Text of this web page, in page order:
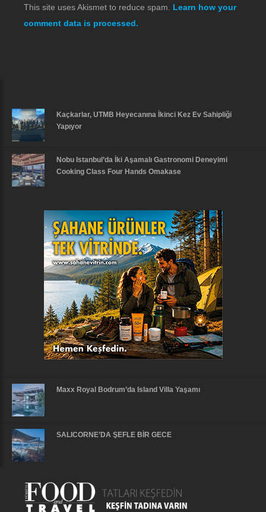
This site uses Akismet to reduce spam. Learn how your
comment data is processed.
Kaçkarlar, UTMB Heyecanına İkinci Kez Ev Sahipliği
Yapıyor
Nobu Istanbul’da İki Aşamalı Gastronomi Deneyimi
Cooking Class Four Hands Omakase
Maxx Royal Bodrum’da Island Villa Yaşamı
SALICORNE’DA ŞEFLE BİR GECE